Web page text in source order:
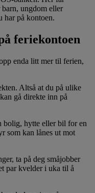
ungdom eller
har på kontoen.
feriekontoen
enda litt mer til ferien,
Altså at du på ulike
gå direkte inn på
bolig, hytte eller bil for en
som kan lånes ut mot
ta på deg småjobber
par kvelder i uka til å